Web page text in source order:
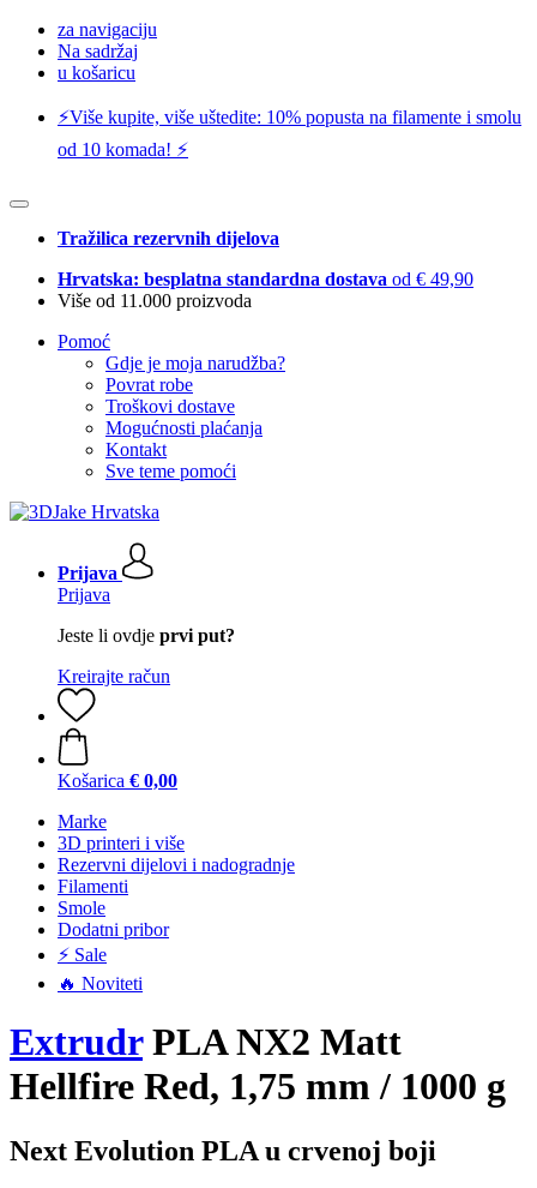
za navigaciju
Na sadržaj
u košaricu
⚡️Više kupite, više uštedite: 10% popusta na filamente i smolu
od 10 komada! ⚡️
Tražilica rezervnih dijelova
Hrvatska: besplatna standardna dostava od € 49,90
Više od 11.000 proizvoda
Pomoć
Gdje je moja narudžba?
Povrat robe
Troškovi dostave
Mogućnosti plaćanja
Kontakt
Sve teme pomoći
Prijava
Prijava
Jeste li ovdje prvi put?
Kreirajte račun
Košarica € 0,00
Marke
3D printeri i više
Rezervni dijelovi i nadogradnje
Filamenti
Smole
Dodatni pribor
⚡ Sale
🔥 Noviteti
ExtrudrPLA NX2 Matt
Hellfire Red, 1,75 mm / 1000 g
Next Evolution PLA u crvenoj boji